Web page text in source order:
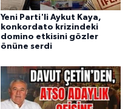
Yeni Parti'li Aykut Kaya,
konkordato krizindeki
domino etkisini gözler
önüne serdi